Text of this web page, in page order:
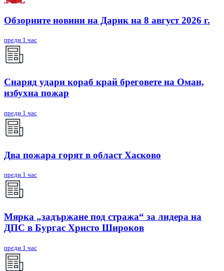
Обзорните новини на Дарик на 8 август 2026 г.
преди 1 час
Снаряд удари кораб край бреговете на Оман,
избухна пожар
преди 1 час
Два пожара горят в област Хасково
преди 1 час
Мярка „задържане под стража“ за лидера на
ДПС в Бургас Христо Широков
преди 1 час